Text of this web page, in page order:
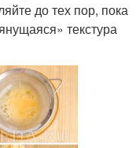
до тех пор, пока
текстура